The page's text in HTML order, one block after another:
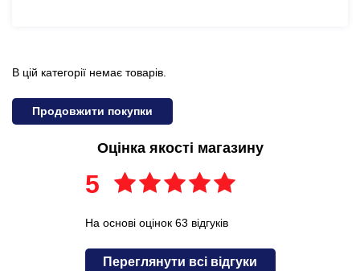
В цій категорії немає товарів.
Продовжити покупки
Оцінка якості магазину
5
На основі оцінок 63 відгуків
Переглянути всі відгуки